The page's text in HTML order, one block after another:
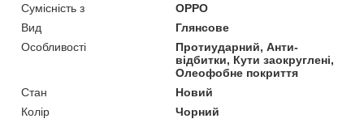
Сумісність з
OPPO
Вид
Глянсове
Особливості
Протиударний, Анти-
відбитки, Кути заокруглені,
Олеофобне покриття
Стан
Новий
Колір
Чорний